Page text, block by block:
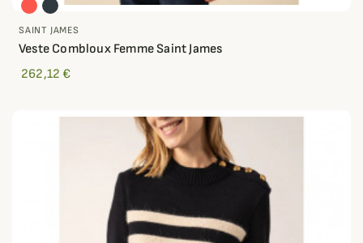
SAINT JAMES
Veste Combloux Femme Saint James
262,12 €